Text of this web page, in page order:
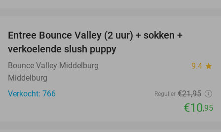
Entree Bounce Valley (2 uur) + sokken +
verkoelende slush puppy
Bounce Valley Middelburg 9.4 star
Middelburg
Verkocht: 766
Regulier €21,95
€10,95